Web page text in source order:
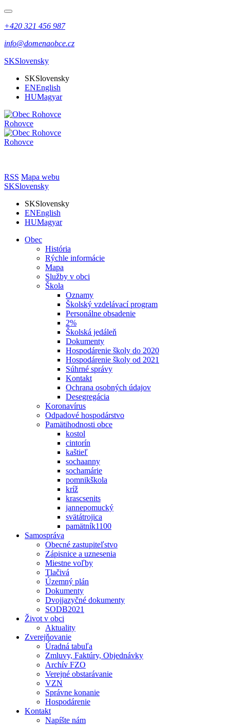
+420 321 456 987
info@domenaobce.cz
SKSlovensky
SKSlovensky
ENEnglish
HUMagyar
Rohovce
Rohovce
RSS Mapa webu
SKSlovensky
SKSlovensky
ENEnglish
HUMagyar
Obec
História
Rýchle informácie
Mapa
Služby v obci
Škola
Oznamy
Školský vzdelávací program
Personálne obsadenie
2%
Školská jedáleň
Dokumenty
Hospodárenie školy do 2020
Hospodárenie školy od 2021
Súhrné správy
Kontakt
Ochrana osobných údajov
Desegregácia
Koronavírus
Odpadové hospodárstvo
Pamätihodnosti obce
kostol
cintorín
kaštieľ
sochaanny
sochamárie
pomnikškola
kríž
krascsenits
jannepomucký
svätátrojica
pamätník1100
Samospráva
Obecné zastupiteľstvo
Zápisnice a uznesenia
Miestne voľby
Tlačivá
Územný plán
Dokumenty
Dvojjazyčné dokumenty
SODB2021
Život v obci
Aktuality
Zverejňovanie
Úradná tabuľa
Zmluvy, Faktúry, Objednávky
Archív FZO
Verejné obstarávanie
VZN
Správne konanie
Hospodárenie
Kontakt
Napíšte nám